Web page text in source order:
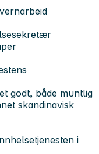
godt, både muntlig
skandinavisk
i